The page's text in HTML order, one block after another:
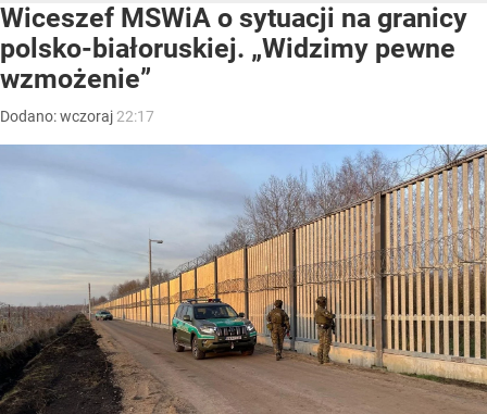
Wiceszef MSWiA o sytuacji na granicy
polsko-białoruskiej. „Widzimy pewne
wzmożenie”
Dodano:wczoraj 22:17